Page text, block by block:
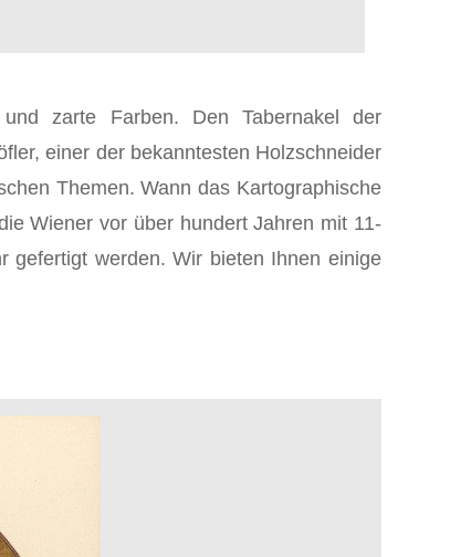
zarte Farben. Den Tabernakel der
einer der bekanntesten Holzschneider
Themen. Wann das Kartographische
Wiener vor über hundert Jahren mit 11-
gefertigt werden. Wir bieten Ihnen einige